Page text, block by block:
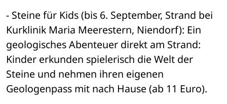
- Steine für Kids (bis 6. September, Strand bei
Kurklinik Maria Meerestern, Niendorf): Ein
geologisches Abenteuer direkt am Strand:
Kinder erkunden spielerisch die Welt der
Steine und nehmen ihren eigenen
Geologenpass mit nach Hause (ab 11 Euro).